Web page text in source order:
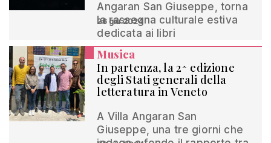
Angaran San Giuseppe, torna
la rassegna culturale estiva
dedicata ai libri
26 giu 2024
Musica
In partenza, la 2^ edizione
degli Stati generali della
letteratura in Veneto
A Villa Angaran San
Giuseppe, una tre giorni che